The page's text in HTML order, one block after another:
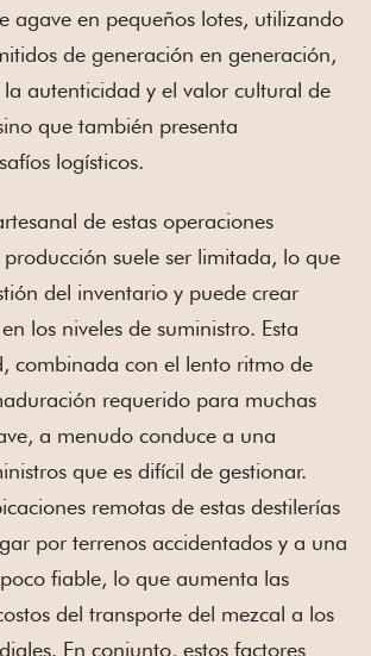
agave en pequeños lotes, utilizando
de generación en generación,
autenticidad y el valor cultural de
que también presenta
logísticos.
de estas operaciones
suele ser limitada, lo que
del inventario y puede crear
los niveles de suministro. Esta
combinada con el lento ritmo de
requerido para muchas
a menudo conduce a una
que es difícil de gestionar.
remotas de estas destilerías
por terrenos accidentados y a una
fiable, lo que aumenta las
del transporte del mezcal a los
En conjunto, estos factores